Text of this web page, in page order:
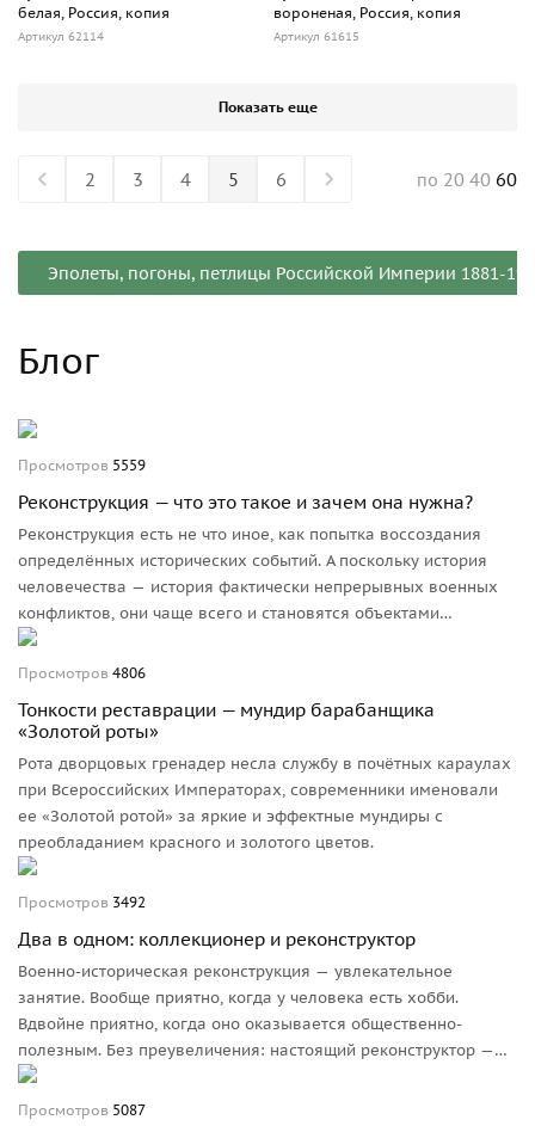
белая, Россия, копия
Артикул 62114
вороненая, Россия, копия
Артикул 61615
Показать еще
2 3 4 5 6 по 20 40 60
Эполеты, погоны, петлицы Российской Империи 1881-
Блог
Просмотров 5559
Реконструкция — что это такое и зачем она нужна?
Реконструкция есть не что иное, как попытка воссоздания
определённых исторических событий. А поскольку история
человечества — история фактически непрерывных военных
конфликтов, они чаще всего и становятся объектами
внимания реконструкторов.
Просмотров 4806
Тонкости реставрации — мундир барабанщика
«Золотой роты»
Рота дворцовых гренадер несла службу в почётных караулах
при Всероссийских Императорах, современники именовали
ее «Золотой ротой» за яркие и эффектные мундиры с
преобладанием красного и золотого цветов.
Просмотров 3492
Два в одном: коллекционер и реконструктор
Военно-историческая реконструкция — увлекательное
занятие. Вообще приятно, когда у человека есть хобби.
Вдвойне приятно, когда оно оказывается общественно-
полезным. Без преувеличения: настоящий реконструктор —
это состояние души. Некоторые особенно увлечённые
граждане и живут-то полной жизнью только на мероприятии,
Просмотров 5087